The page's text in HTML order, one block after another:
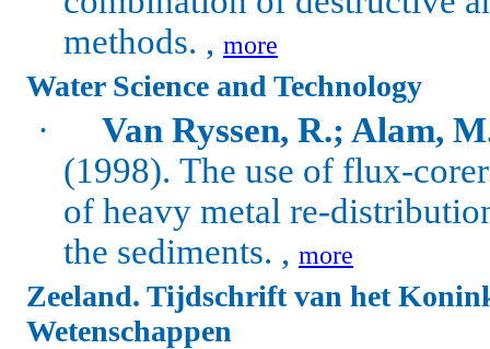
methods. , more
Water Science and Technology
·
Van Ryssen, R.; Alam,
(1998). The use of flux-
of heavy metal re-
the sediments. , more
Zeeland. Tijdschrift van het
Wetenschappen